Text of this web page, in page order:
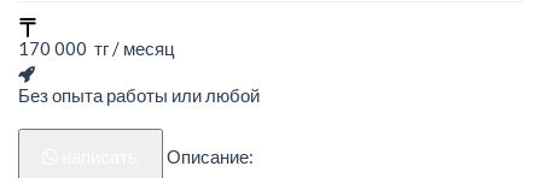
170 000 тг / месяц
Без опыта работы или любой
Описание: